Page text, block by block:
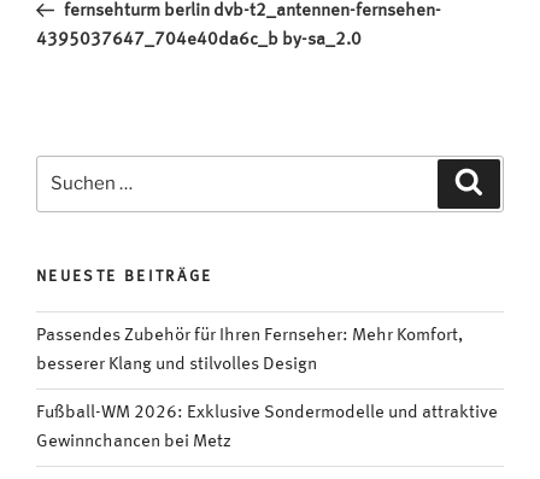
Beitragfernsehturm berlin dvb-t2_antennen-fernsehen-
4395037647_704e40da6c_b by-sa_2.0
NEUESTE BEITRÄGE
Passendes Zubehör für Ihren Fernseher: Mehr Komfort,
besserer Klang und stilvolles Design
Fußball-WM 2026: Exklusive Sondermodelle und attraktive
Gewinnchancen bei Metz